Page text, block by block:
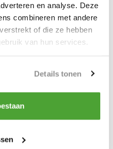
en analyse. Deze
combineren met andere
of die ze hebben
van hun services.
Details tonen